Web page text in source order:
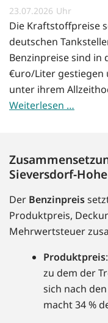
23.07.2026
Die Kraftstoffpreise
deutschen
Benzinpreise sind in
€uro/Liter gestiegen
unter ihrem
Weiterlesen …
Sieversdorf-
Der Benzinpreis
Produktpreis,
Mehrwertsteuer
Produktpreis
zu dem der
sich nach
macht 34 %